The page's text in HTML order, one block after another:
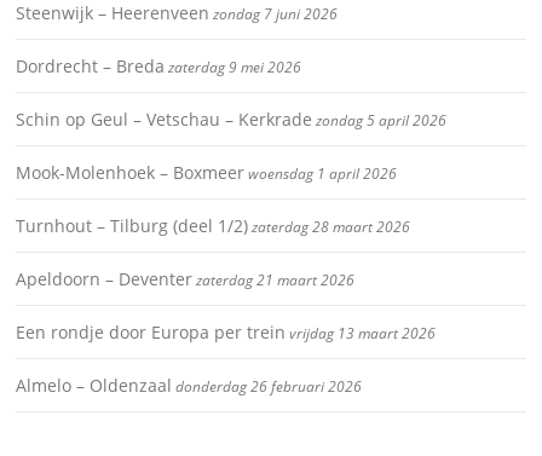
Steenwijk – Heerenveen zondag 7 juni 2026
Dordrecht – Breda zaterdag 9 mei 2026
Schin op Geul – Vetschau – Kerkrade zondag 5 april 2026
Mook-Molenhoek – Boxmeerwoensdag 1 april 2026
Turnhout – Tilburg (deel 1/2)zaterdag 28 maart 2026
Apeldoorn – Deventerzaterdag 21 maart 2026
Een rondje door Europa per trein vrijdag 13 maart 2026
Almelo – Oldenzaal donderdag 26 februari 2026